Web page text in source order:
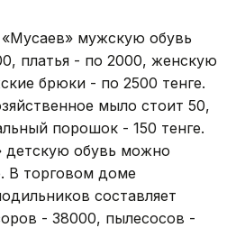
мужскую обувь
платья - по 2000, женскую
брюки - по 2500 тенге.
мыло стоит 50,
порошок - 150 тенге.
обувь можно
В торговом доме
составляет
- 38000, пылесосов -